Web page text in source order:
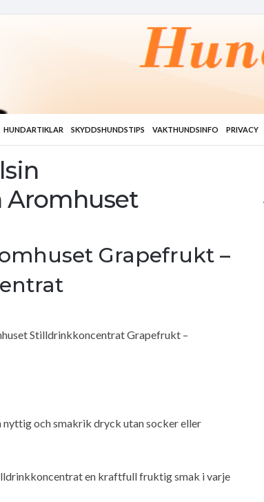
HUNDARTIKLAR SKYDDSHUNDSTIPS VAKTHUNDSINFO PRIVACY
Aromhuset
Grapefrukt –
Stilldrinkkoncentrat Grapefrukt –
och smakrik dryck utan socker eller
en kraftfull fruktig smak i varje